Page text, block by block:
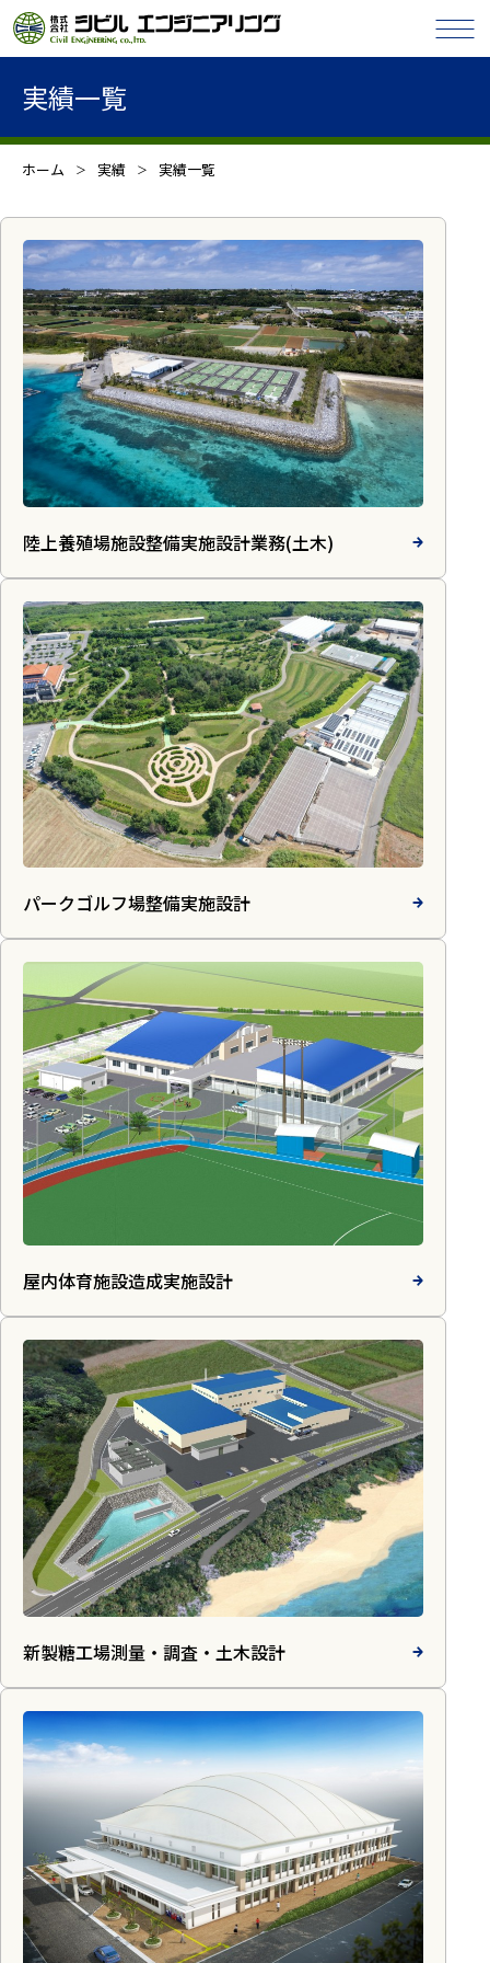
実績一覧
ホーム 実績 実績一覧
陸上養殖場施設整備実施設計業務(土木)
パークゴルフ場整備実施設計
屋内体育施設造成実施設計
新製糖工場測量・調査・土木設計